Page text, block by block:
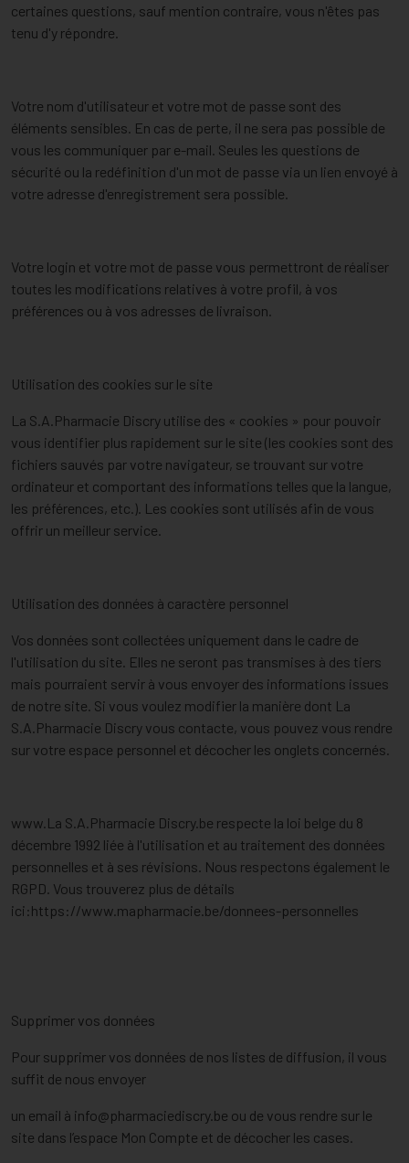
certaines questions, sauf mention contraire, vous n'êtes pas
tenu d'y répondre.
Votre nom d'utilisateur et votre mot de passe sont des
éléments sensibles. En cas de perte, il ne sera pas possible de
vous les communiquer par e-mail. Seules les questions de
sécurité ou la redéfinition d'un mot de passe via un lien envoyé à
votre adresse d'enregistrement sera possible.
Votre login et votre mot de passe vous permettront de réaliser
toutes les modifications relatives à votre profil, à vos
préférences ou à vos adresses de livraison.
Utilisation des cookies sur le site
La S.A.Pharmacie Discry utilise des « cookies » pour pouvoir
vous identifier plus rapidement sur le site (les cookies sont des
fichiers sauvés par votre navigateur, se trouvant sur votre
ordinateur et comportant des informations telles que la langue,
les préférences, etc.). Les cookies sont utilisés afin de vous
offrir un meilleur service.
Utilisation des données à caractère personnel
Vos données sont collectées uniquement dans le cadre de
l'utilisation du site. Elles ne seront pas transmises à des tiers
mais pourraient servir à vous envoyer des informations issues
de notre site. Si vous voulez modifier la manière dont La
S.A.Pharmacie Discry vous contacte, vous pouvez vous rendre
sur votre espace personnel et décocher les onglets concernés.
www.La S.A.Pharmacie Discry.be respecte la loi belge du 8
décembre 1992 liée à l'utilisation et au traitement des données
personnelles et à ses révisions. Nous respectons également le
RGPD. Vous trouverez plus de détails
ici:https://www.mapharmacie.be/donnees-personnelles
Supprimer vos données
Pour supprimer vos données de nos listes de diffusion, il vous
suffit de nous envoyer
un email à info@pharmaciediscry.be ou de vous rendre sur le
site dans l’espace Mon Compte et de décocher les cases.